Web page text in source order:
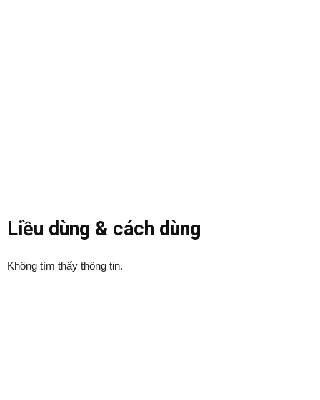
Liều dùng & cách dùng
Không tìm thấy thông tin.